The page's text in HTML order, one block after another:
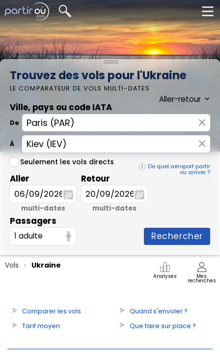
Trouvez des vols pour l'Ukraine
LE COMPARATEUR DE VOLS MULTI-DATES
Ville, pays ou code IATA
De ×
À ×
De quel aéroport partir
ou arriver ?
Seulement les vols directs
Aller
multi-dates
Retour
multi-dates
Passagers
1 adulte Rechercher
Vols Ukraine
Analyses Mes
recherches
Comparer les vols
Tarif moyen
Quand s'envoler ?
Que faire sur place ?